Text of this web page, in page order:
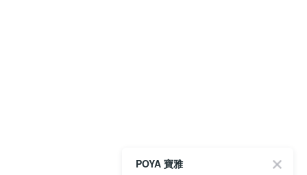
POYA 寶雅